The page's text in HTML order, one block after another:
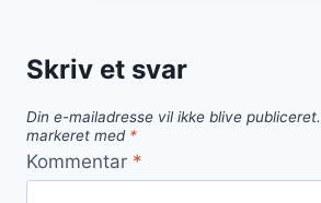
Skriv et svar
Din e-mailadresse vil ikke blive publiceret.
markeret med *
Kommentar *